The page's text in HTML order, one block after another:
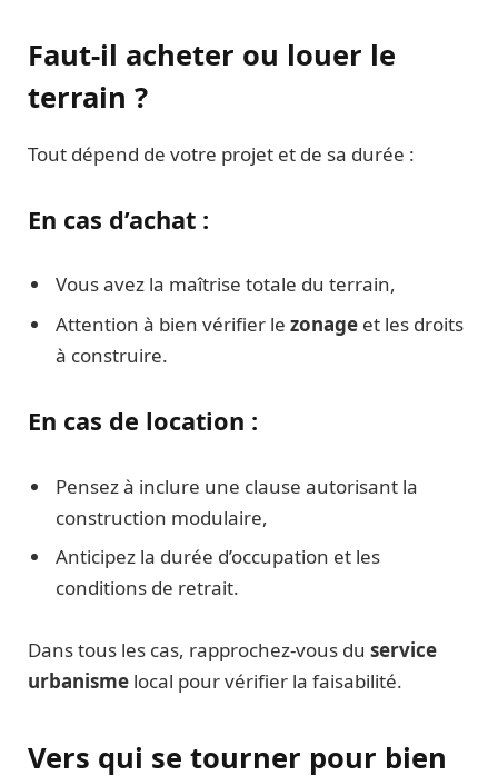
Faut-il acheter ou louer le
terrain ?
Tout dépend de votre projet et de sa durée :
En cas d’achat :
Vous avez la maîtrise totale du terrain,
Attention à bien vérifier le zonage et les droits
à construire.
En cas de location :
Pensez à inclure une clause autorisant la
construction modulaire,
Anticipez la durée d’occupation et les
conditions de retrait.
Dans tous les cas, rapprochez-vous du service
urbanisme local pour vérifier la faisabilité.
Vers qui se tourner pour bien